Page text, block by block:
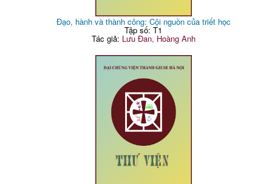
Đạo, hành và thành công: Cội nguồn của triết học
Tập số: T1
Tác giả: Lưu Đan, Hoàng Anh